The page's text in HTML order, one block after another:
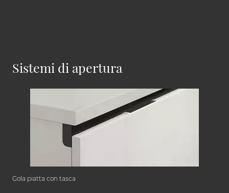
Sistemi di apertura
Gola piatta con tasca